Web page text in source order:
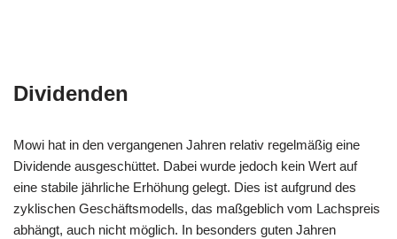
Dividenden
Mowi hat in den vergangenen Jahren relativ regelmäßig eine
Dividende ausgeschüttet. Dabei wurde jedoch kein Wert auf
eine stabile jährliche Erhöhung gelegt. Dies ist aufgrund des
zyklischen Geschäftsmodells, das maßgeblich vom Lachspreis
abhängt, auch nicht möglich. In besonders guten Jahren